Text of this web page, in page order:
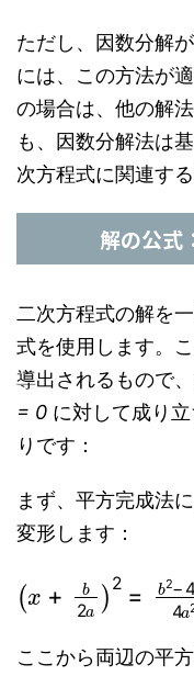
ただし、因数分解
には、この方法が
の場合は、他の解
も、因数分解法は
次方程式に関連す
解の公式
二次方程式の解を
式を使用します。
導出されるもので
= 0 に対して成り
りです：
まず、平方完成法
変形します：
(x a ) 2= 2−
ここから両辺の平方